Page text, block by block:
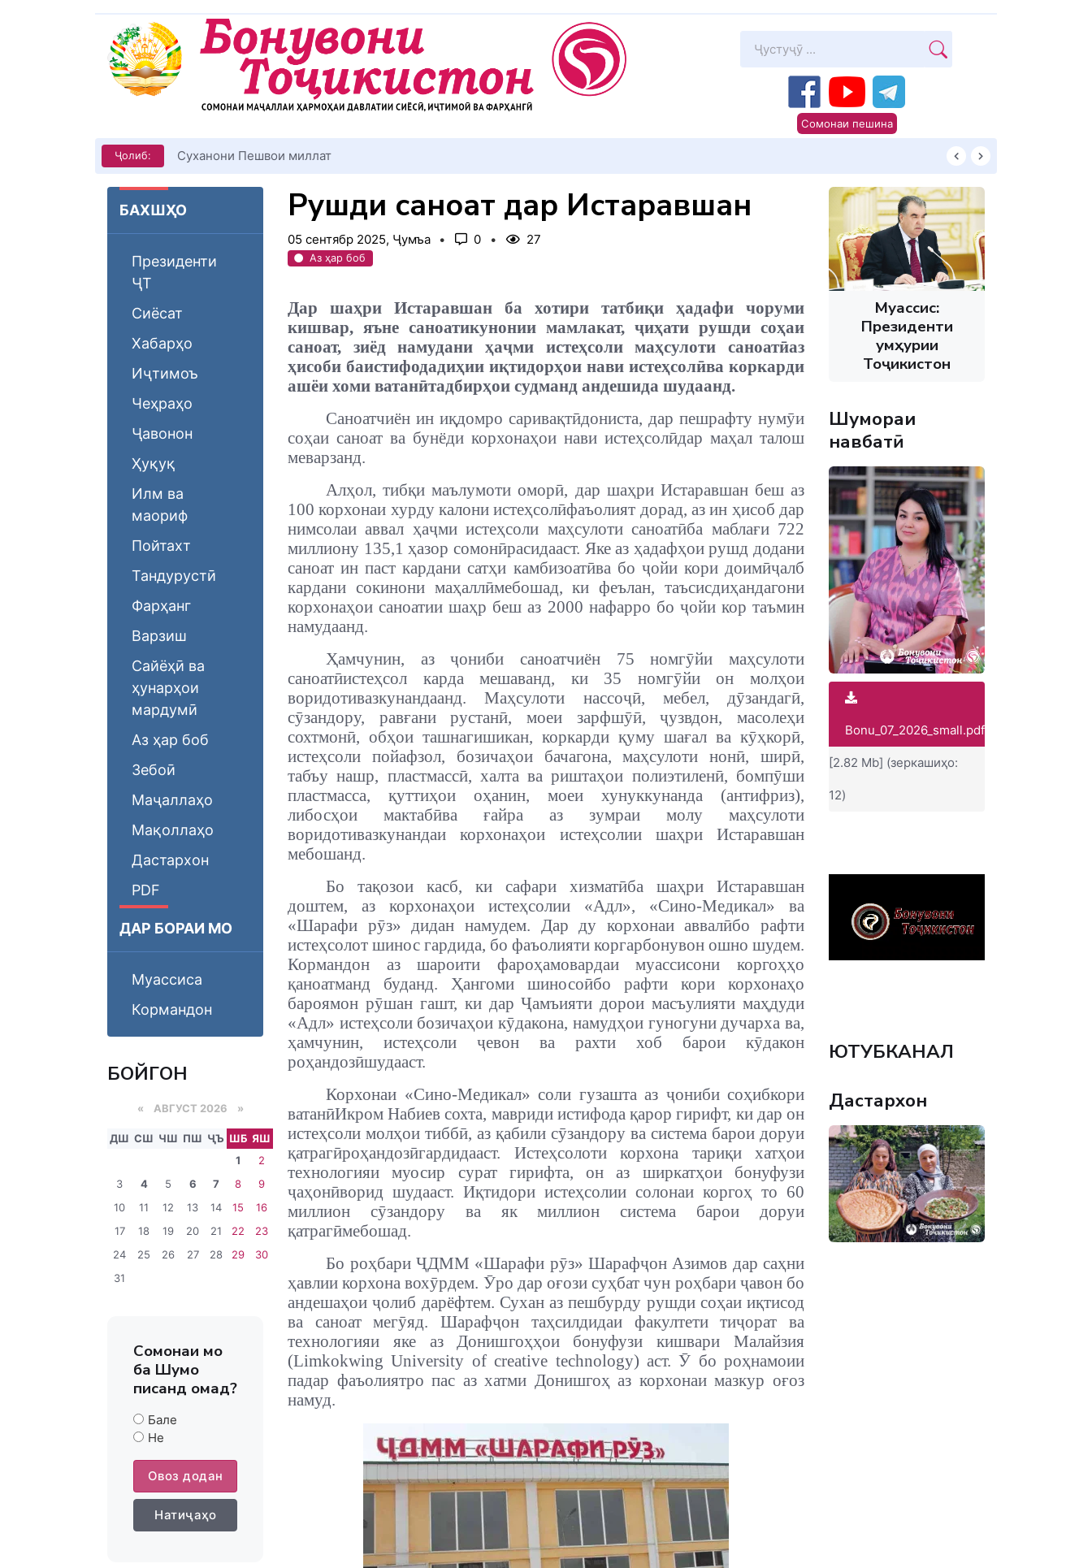
Сомонаи пешина
Ҷолиб: КИТОБХОНИРО ДАР ХУД ТАШАККУЛ ДИҲЕМ
БАХШҲО
Президенти
ҶТ
Сиёсат
Хабарҳо
Иҷтимоъ
Чеҳраҳо
Ҷавонон
Ҳуқуқ
Илм ва
маориф
Пойтахт
Тандурустӣ
Фарҳанг
Варзиш
Сайёҳӣ ва
ҳунарҳои
мардумӣ
Аз ҳар боб
Зебоӣ
Маҷаллаҳо
Мақоллаҳо
Дастархон
PDF
ДАР БОРАИ МО
Муассиса
Кормандон
БОЙГОНӢ
« АВГУСТ 2026 »
ДШ СШ ЧШ ПШ ҶЪ ШБ ЯШ
1
2
3
4 5 6 7 8
9
10
11 12 13 14 15
16
17
18 19 20 21 22
23
24
25 26 27 28 29
30
31
Сомонаи мо
ба Шумо
писанд омад?
Бале
Не
Овоз додан
Натиҷаҳо
Рушди саноат дар Истаравшан
05 сентябр 2025, Ҷумъа 0 27
Аз ҳар боб
Дар шаҳри Истаравшан ба хотири татбиқи ҳадафи чоруми
кишвар, яъне саноатикунонии мамлакат, ҷиҳати рушди соҳаи
саноат, зиёд намудани ҳаҷми истеҳсоли маҳсулоти саноатӣаз
ҳисоби баистифодадиҳии иқтидорҳои нави истеҳсолӣва коркарди
ашёи хоми ватанӣтадбирҳои судманд андешида шудаанд.
Саноатчиён ин иқдомро саривақтӣдониста, дар пешрафту нумӯи
соҳаи саноат ва бунёди корхонаҳои нави истеҳсолӣдар маҳал талош
меварзанд.
Алҳол, тибқи маълумоти оморӣ, дар шаҳри Истаравшан беш аз
100 корхонаи хурду калони истеҳсолӣфаъолият дорад, аз ин ҳисоб дар
нимсолаи аввал ҳаҷми истеҳсоли маҳсулоти саноатӣба маблағи 722
миллиону 135,1 ҳазор сомонӣрасидааст. Яке аз ҳадафҳои рушд додани
саноат ин паст кардани сатҳи камбизоатӣва бо ҷойи кори доимӣҷалб
кардани сокинони маҳаллӣмебошад, ки феълан, таъсисдиҳандагони
корхонаҳои саноатии шаҳр беш аз 2000 нафарро бо ҷойи кор таъмин
намудаанд.
Ҳамчунин, аз ҷониби саноатчиён 75 номгӯйи маҳсулоти
саноатӣистеҳсол карда мешаванд, ки 35 номгӯйи он молҳои
воридотивазкунандаанд. Маҳсулоти нассоҷӣ, мебел, дӯзандагӣ,
сӯзандору, равғани рустанӣ, моеи зарфшӯӣ, ҷузвдон, масолеҳи
сохтмонӣ, обҳои ташнагишикан, коркарди қуму шағал ва кӯҳкорӣ,
истеҳсоли пойафзол, бозичаҳои бачагона, маҳсулоти нонӣ, ширӣ,
табъу нашр, пластмассӣ, халта ва риштаҳои полиэтиленӣ, бомпӯши
пластмасса, қуттиҳои оҳанин, моеи хунуккунанда (антифриз),
либосҳои мактабӣва ғайра аз зумраи молу маҳсулоти
воридотивазкунандаи корхонаҳои истеҳсолии шаҳри Истаравшан
мебошанд.
Бо тақозои касб, ки сафари хизматӣба шаҳри Истаравшан
доштем, аз корхонаҳои истеҳсолии «Адл», «Сино-Медикал» ва
«Шарафи рӯз» дидан намудем. Дар ду корхонаи аввалӣбо рафти
истеҳсолот шинос гардида, бо фаъолияти коргарбонувон ошно шудем.
Кормандон аз шароити фароҳамовардаи муассисони коргоҳҳо
қаноатманд буданд. Ҳангоми шиносоӣбо рафти кори корхонаҳо
бароямон рӯшан гашт, ки дар Ҷамъияти дорои масъулияти маҳдуди
«Адл» истеҳсоли бозичаҳои кӯдакона, намудҳои гуногуни дучарха ва,
ҳамчунин, истеҳсоли ҷевон ва рахти хоб барои кӯдакон
роҳандозӣшудааст.
Корхонаи «Сино-Медикал» соли гузашта аз ҷониби соҳибкори
ватанӣИкром Набиев сохта, мавриди истифода қарор гирифт, ки дар он
истеҳсоли молҳои тиббӣ, аз қабили сӯзандору ва система барои доруи
қатрагӣроҳандозӣгардидааст. Истеҳсолоти корхона тариқи хатҳои
технологияи муосир сурат гирифта, он аз ширкатҳои бонуфузи
ҷаҳонӣворид шудааст. Иқтидори истеҳсолии солонаи коргоҳ то 60
миллион сӯзандору ва як миллион система барои доруи
қатрагӣмебошад.
Бо роҳбари ҶДММ «Шарафи рӯз» Шарафҷон Азимов дар саҳни
ҳавлии корхона вохӯрдем. Ӯро дар оғози суҳбат чун роҳбари ҷавон бо
андешаҳои ҷолиб дарёфтем. Сухан аз пешбурду рушди соҳаи иқтисод
ва саноат мегӯяд. Шарафҷон таҳсилдидаи факултети тиҷорат ва
технологияи яке аз Донишгоҳҳои бонуфузи кишвари Малайзия
(Limkokwing University of creative technology) аст. Ӯ бо роҳнамоии
падар фаъолиятро пас аз хатми Донишгоҳ аз корхонаи мазкур оғоз
намуд.
Муассис:
Президенти
Ҷумҳурии
Тоҷикистон
Шумораи
навбатӣ
Bonu_07_2026_small.pdf
[2.82 Mb] (зеркашиҳо:
12)
ЮТУБКАНАЛ
Дастархон